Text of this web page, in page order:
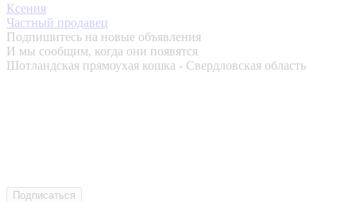
Ксения
Частный продавец
Подпишитесь на новые объявления
И мы сообщим, когда они появятся
Шотландская прямоухая кошка - Свердловская область
Подписаться